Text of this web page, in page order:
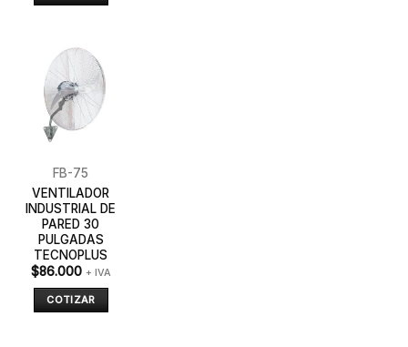
FB-75
VENTILADOR
INDUSTRIAL DE
PARED 30
PULGADAS
TECNOPLUS
$86.000 + IVA
COTIZAR